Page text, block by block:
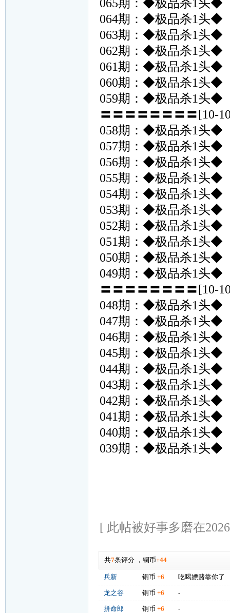
065期：◆极品杀1头◆
064期：◆极品杀1头◆
063期：◆极品杀1头◆
062期：◆极品杀1头◆
061期：◆极品杀1头◆
060期：◆极品杀1头◆
059期：◆极品杀1头◆
〓〓〓〓〓〓〓〓[10-
058期：◆极品杀1头◆
057期：◆极品杀1头◆
056期：◆极品杀1头◆
055期：◆极品杀1头◆
054期：◆极品杀1头◆
053期：◆极品杀1头◆
052期：◆极品杀1头◆
051期：◆极品杀1头◆
050期：◆极品杀1头◆
049期：◆极品杀1头◆
〓〓〓〓〓〓〓〓[10-
048期：◆极品杀1头◆
047期：◆极品杀1头◆
046期：◆极品杀1头◆
045期：◆极品杀1头◆
044期：◆极品杀1头◆
043期：◆极品杀1头◆
042期：◆极品杀1头◆
041期：◆极品杀1头◆
040期：◆极品杀1头◆
039期：◆极品杀1头◆
[ 此帖被好事多磨在
共7条评分， 铜币+44
兵新 铜币 +6 吃喝嫖赌靠你了
龙之谷 铜币 +6 -
拼命郎 铜币 +6 -